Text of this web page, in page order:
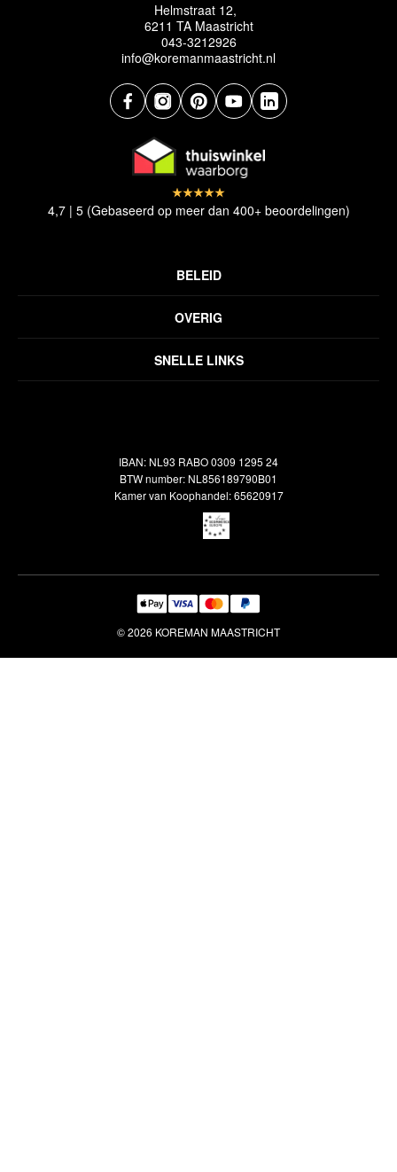
Helmstraat 12,
6211 TA Maastricht
043-3212926
info@koremanmaastricht.nl
SNELLE LINKS
OVERIG
Veelgestelde vragen
BELEID
Verzendbeleid
4,7 | 5 (Gebaseerd op meer dan 400+ beoordelingen)
IBAN: NL93 RABO 0309 1295 24
BTW number: NL856189790B01
Kamer van Koophandel: 65620917
© 2026 KOREMAN MAASTRICHT